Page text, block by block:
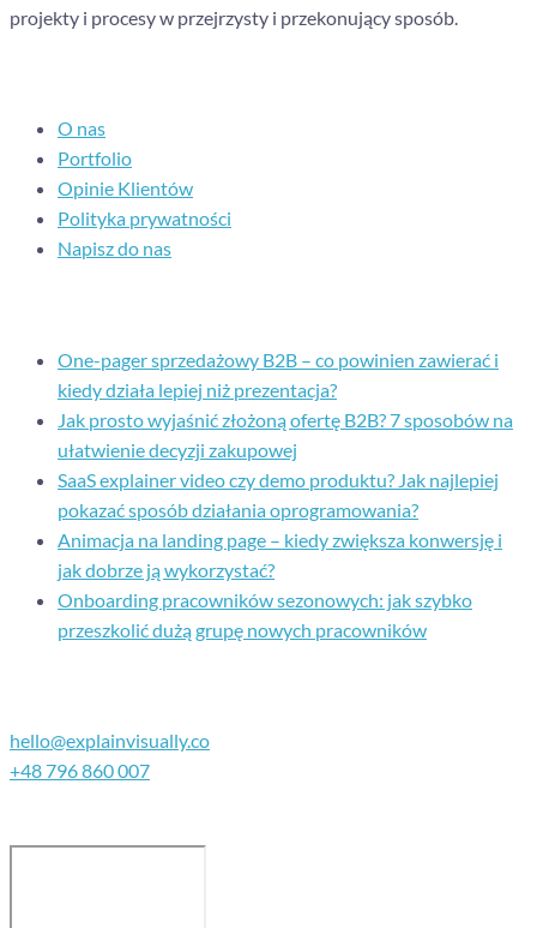
projekty i procesy w przejrzysty i przekonujący sposób.
O nas
Portfolio
Opinie Klientów
Polityka prywatności
Napisz do nas
One-pager sprzedażowy B2B – co powinien zawierać i
kiedy działa lepiej niż prezentacja?
Jak prosto wyjaśnić złożoną ofertę B2B? 7 sposobów na
ułatwienie decyzji zakupowej
SaaS explainer video czy demo produktu? Jak najlepiej
pokazać sposób działania oprogramowania?
Animacja na landing page – kiedy zwiększa konwersję i
jak dobrze ją wykorzystać?
Onboarding pracowników sezonowych: jak szybko
przeszkolić dużą grupę nowych pracowników
hello@explainvisually.co
+48 796 860 007